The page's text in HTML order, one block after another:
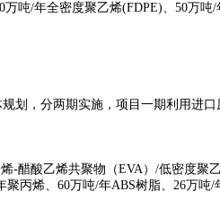
吨/年全密度聚乙烯(FDPE)、50万
划，分两期实施，项目一期利用进口
-醋酸乙烯共聚物 （EVA）/低密度聚
聚丙烯、60万吨/年ABS树脂、26万